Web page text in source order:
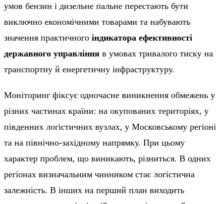
умов бензин і дизельне пальне перестають бути
виключно економічними товарами та набувають
значення практичного індикатора ефективності
державного управління в умовах тривалого тиску на
транспортну й енергетичну інфраструктуру.
Моніторинг фіксує одночасне виникнення обмежень у
різних частинах країни: на окупованих територіях, у
південних логістичних вузлах, у Московському регіоні
та на північно-західному напрямку. При цьому
характер проблем, що виникають, різниться. В одних
регіонах визначальним чинником стає логістична
залежність. В інших на перший план виходить